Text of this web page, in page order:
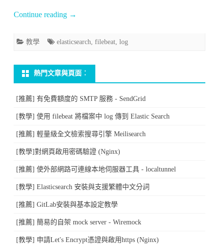
Elastic
Search〉
中
Continue reading →
教學 elasticsearch filebeat log
熱門文章與頁面︰
[推薦] 有免費額度的 SMTP 服務 - SendGrid
[教學] 使用 filebeat 將檔案中 log 傳到 Elastic Search
[推薦] 輕量級全文檢索搜尋引擎 Meilisearch
[教學]對網頁啟用密碼驗證 (Nginx)
[推薦] 使外部網路可連線本地伺服器工具 - localtunnel
[教學] Elasticsearch 安裝與支援繁體中文分詞
[推薦] GitLab安裝與基本設定教學
[推薦] 簡易的自架 mock server - Wiremock
[教學] 申請Let's Encrypt憑證與啟用https (Nginx)